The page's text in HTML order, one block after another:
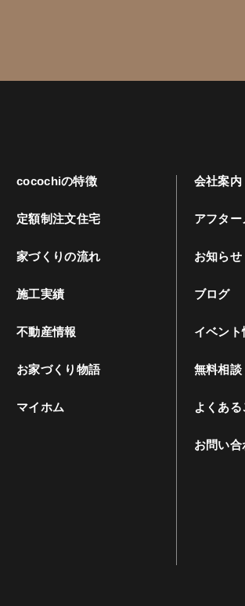
cocochiの特徴
定額制注文住宅
家づくりの流れ
施工実績
不動産情報
お家づくり物語
マイホム
会社案内
アフター
お知らせ
ブログ
イベント
無料相談
よくある
お問い合